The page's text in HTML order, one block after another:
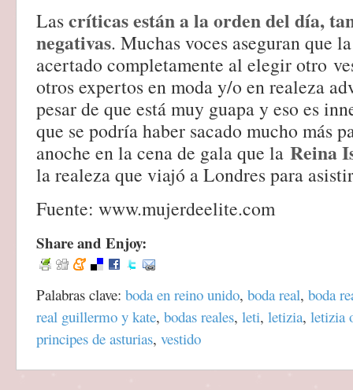
Lascríticas están a la orden del día,
negativas. Muchas voces aseguran que
acertado completamente al elegir otro
otros expertos en moda y/o en realeza
pesar de que está muy guapa y eso es
que se podría haber sacado mucho más
anoche en la cena de gala que la Reina
la realeza que viajó a Londres para
Fuente: www.mujerdeelite.com
Share and Enjoy:
Palabras clave: boda en reino unido, boda real, boda
real guillermo y kate, bodas reales, leti, letizia, letizia
principes de asturias, vestido